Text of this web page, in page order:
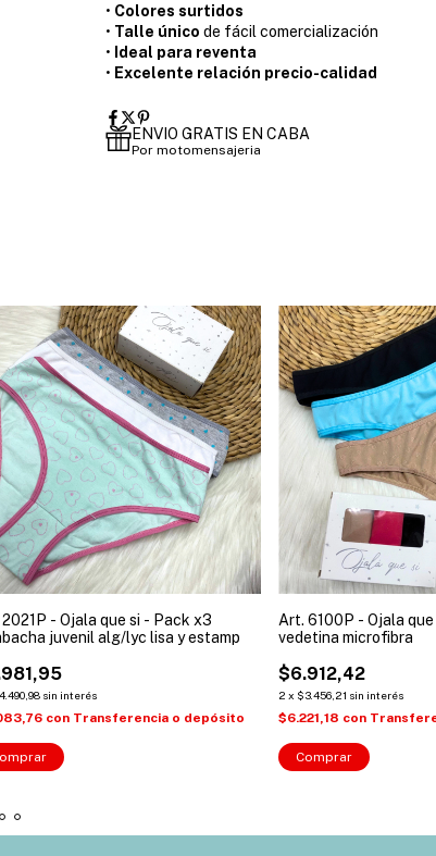
• Colores surtidos
• Talle único de fácil comercialización
• Ideal para reventa
• Excelente relación precio-calidad
ENVIO GRATIS EN CABA
Por motomensajeria
- Ojala que si - Pack x3
juvenil alg/lyc lisa y estamp
sin interés
con Transferencia o depósito
Art. 6100P - Ojala
vedetina microfibra
$6.912,42
2 x $3.456,21 sin interés
$6.221,18 con
Comprar